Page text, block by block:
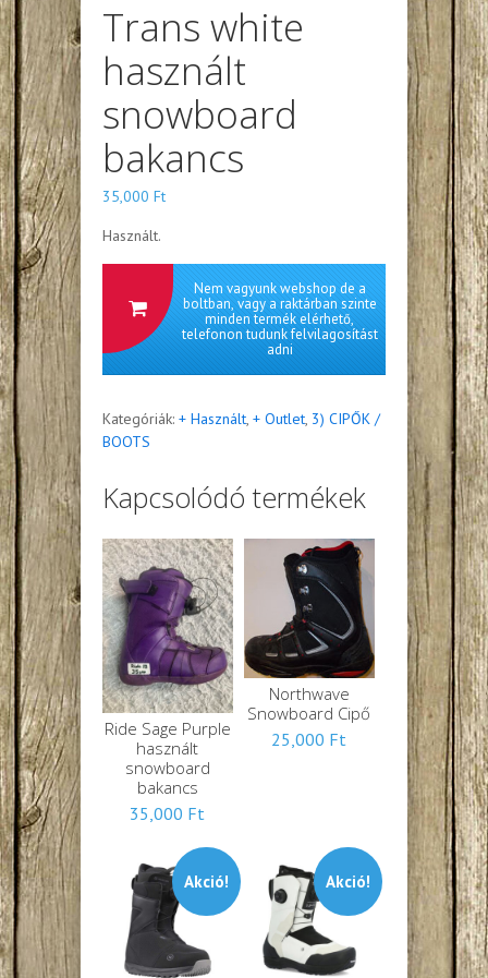
Trans white
használt
snowboard
bakancs
35,000 Ft
Használt.
Nem vagyunk webshop de a
boltban, vagy a raktárban szinte
minden termék elérhető,
telefonon tudunk felvilagosítást
adni
Kategóriák: + Használt, + Outlet, 3) CIPŐK /
BOOTS
Kapcsolódó termékek
Ride Sage Purple
használt
snowboard
bakancs
35,000 Ft
Northwave
Snowboard Cipő
25,000 Ft
Akció! Akció!